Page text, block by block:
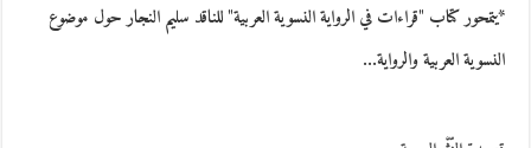
*يتمحور كتاب "قراءات في الرواية النسوية العربية" للناقد سليم النجار حول موضوع
النسوية العربية والرواية…